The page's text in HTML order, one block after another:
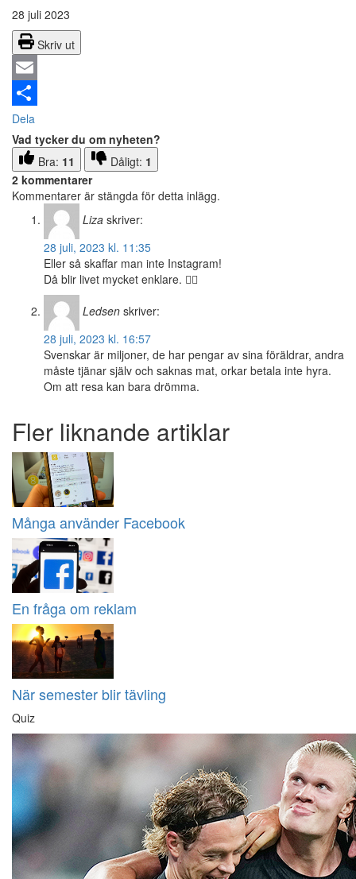
28 juli 2023
Skriv ut
Email
Dela
Vad tycker du om nyheten?
Bra: 11 Dåligt: 1
2 kommentarer
Kommentarer är stängda för detta inlägg.
Liza skriver:
28 juli, 2023 kl. 11:35
Eller så skaffar man inte Instagram!
Då blir livet mycket enklare. 👍🏼
Ledsen skriver:
28 juli, 2023 kl. 16:57
Svenskar är miljoner, de har pengar av sina föräldrar, andra
måste tjänar själv och saknas mat, orkar betala inte hyra.
Om att resa kan bara drömma.
Fler liknande artiklar
Många använder Facebook
En fråga om reklam
När semester blir tävling
Quiz